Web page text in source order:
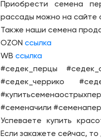
Приобрести семена
рассады можно на сайте
Также наши семена
OZONссылка
WBссылка
#седек_перцы
#седек_черрико
#семеначили
Успеваете купить
Если закажете сейчас,